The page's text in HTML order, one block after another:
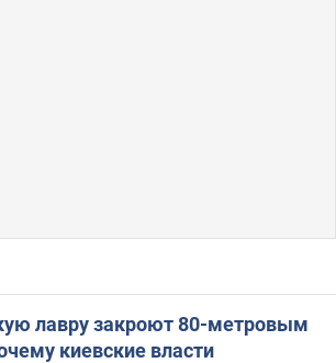
лавру закроют 80-метровым
киевские власти